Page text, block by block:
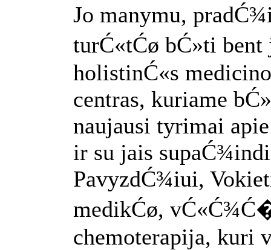
Jo manymu,
turĆ«tĆø bĆ»ti
holistinĆ«s
centras, kuriame
naujausi tyrimai
ir su jais
PavyzdĆ¾iui,
medikĆø,
chemoterapija, kuri